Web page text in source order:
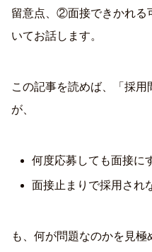
留意点、②面接できかれる
いてお話します。
この記事を読めば、「採
が、
何度応募しても面接に
面接止まりで採用され
も、何が問題なのかを見